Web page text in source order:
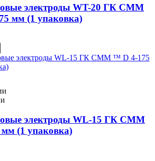
электроды WT-20 ГК СММ
мм (1 упаковка)
электроды WL-15 ГК СММ
(1 упаковка)